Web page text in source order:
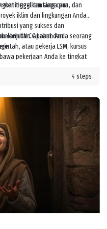
meninggalkan siapa pun, dan
tinggi tentang cara
iklim dan lingkungan Anda,
yang sukses dan
Apakah Anda seorang
atau pekerja LSM, kursus
pekerjaan Anda ke tingkat
oleh UN CC:Learn dan
4 steps